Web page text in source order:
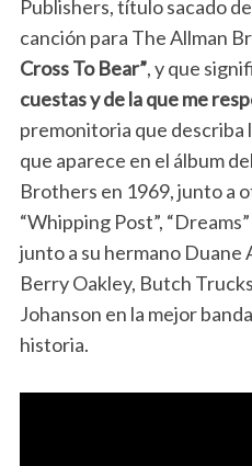
Publishers, título sacado
canción para The Allman
Cross To Bear”, y que
cuestas y de la que me
premonitoria que describa
que aparece en el álbum
Brothers en 1969, junto a
“Whipping Post”,
junto a su hermano Duane
Berry Oakley, Butch
Johanson en la mejor
historia.